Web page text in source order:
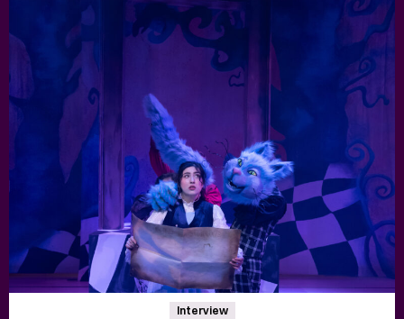
Interview